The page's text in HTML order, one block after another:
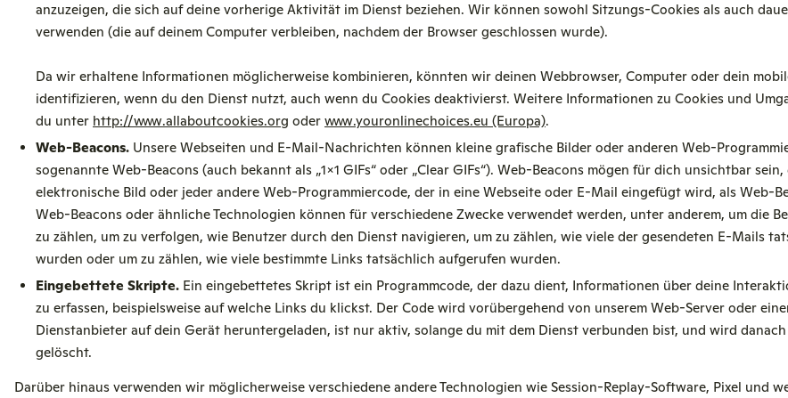
anzuzeigen, die sich auf deine vorherige Aktivität im Dienst beziehen. Wir können sowohl Sitzungs-Cookies als auch
verwenden (die auf deinem Computer verbleiben, nachdem der Browser geschlossen wurde).
Da wir erhaltene Informationen möglicherweise kombinieren, könnten wir deinen Webbrowser, Computer oder dein
identifizieren, wenn du den Dienst nutzt, auch wenn du Cookies deaktivierst. Weitere Informationen zu Cookies und
du unter http://www.allaboutcookies.org oder www.youronlinechoices.eu (Europa).
Web-Beacons. Unsere Webseiten und E-Mail-Nachrichten können kleine grafische Bilder oder anderen Web-
sogenannte Web-Beacons (auch bekannt als „1x1 GIFs“ oder „Clear GIFs“). Web-Beacons mögen für dich unsichtbar
elektronische Bild oder jeder andere Web-Programmiercode, der in eine Webseite oder E-Mail eingefügt wird, als Web-
Web-Beacons oder ähnliche Technologien können für verschiedene Zwecke verwendet werden, unter anderem, um die
zu zählen, um zu verfolgen, wie Benutzer durch den Dienst navigieren, um zu zählen, wie viele der gesendeten E-Mails
wurden oder um zu zählen, wie viele bestimmte Links tatsächlich aufgerufen wurden.
Eingebettete Skripte. Ein eingebettetes Skript ist ein Programmcode, der dazu dient, Informationen über deine
zu erfassen, beispielsweise auf welche Links du klickst. Der Code wird vorübergehend von unserem Web-Server oder
Dienstanbieter auf dein Gerät heruntergeladen, ist nur aktiv, solange du mit dem Dienst verbunden bist, und wird
gelöscht.
Darüber hinaus verwenden wir möglicherweise verschiedene andere Technologien wie Session-Replay-Software, Pixel und